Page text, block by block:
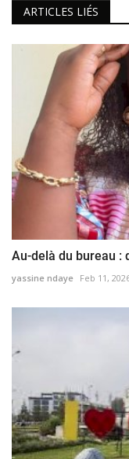
ARTICLES LIÉS
Au-delà du bureau :
yassine ndaye Feb 11,